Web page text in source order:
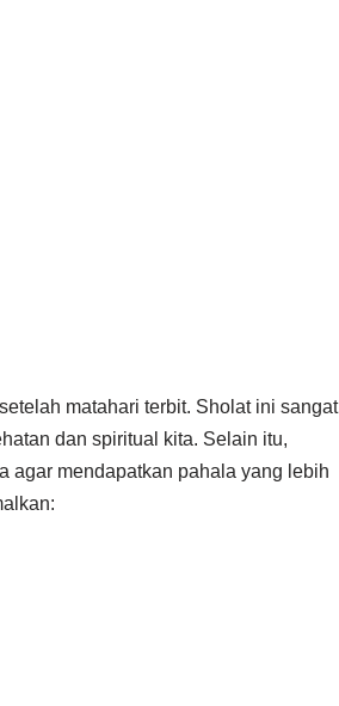
matahari terbit. Sholat ini sangat
dan spiritual kita. Selain itu,
agar mendapatkan pahala yang lebih